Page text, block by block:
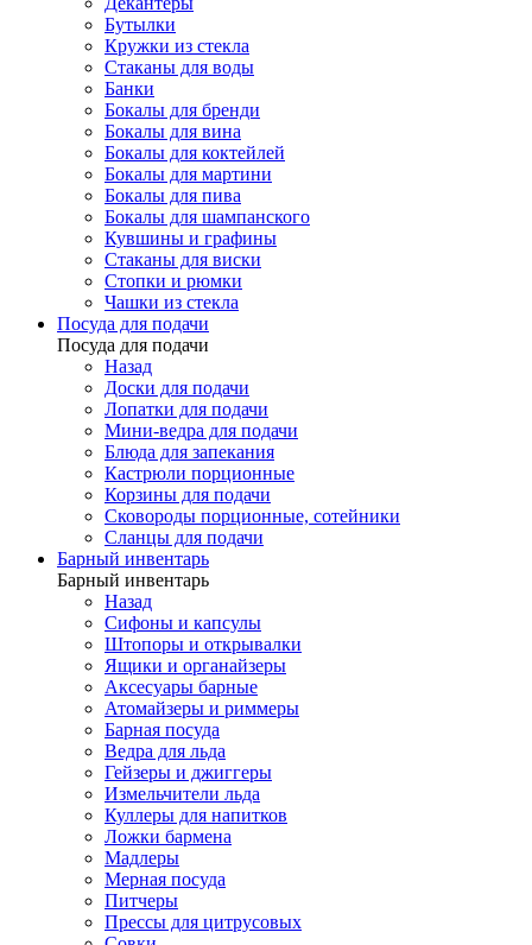
Бутылки
Кружки из стекла
Стаканы для воды
Банки
Бокалы для бренди
Бокалы для вина
Бокалы для коктейлей
Бокалы для мартини
Бокалы для пива
Бокалы для шампанского
Кувшины и графины
Стаканы для виски
Стопки и рюмки
Чашки из стекла
Посуда для подачи
Посуда для подачи
Назад
Доски для подачи
Лопатки для подачи
Мини-ведра для подачи
Блюда для запекания
Кастрюли порционные
Корзины для подачи
Сковороды порционные, сотейники
Сланцы для подачи
Барный инвентарь
Барный инвентарь
Назад
Сифоны и капсулы
Штопоры и открывалки
Ящики и органайзеры
Аксесуары барные
Атомайзеры и риммеры
Барная посуда
Ведра для льда
Гейзеры и джиггеры
Измельчители льда
Куллеры для напитков
Ложки бармена
Мадлеры
Мерная посуда
Питчеры
Прессы для цитрусовых